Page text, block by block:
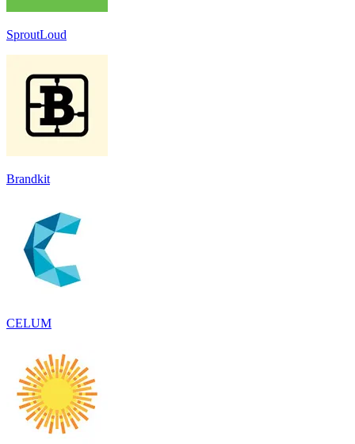
SproutLoud
Brandkit
CELUM